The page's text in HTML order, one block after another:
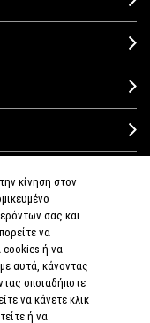
κίνηση στον
σας και
να
cookies ή να
αυτά, κάνοντας
οποιαδήποτε
να κάνετε κλικ
ή να